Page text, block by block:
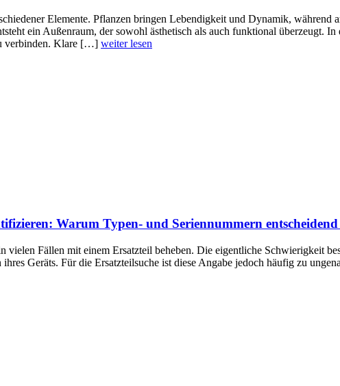
Elemente. Pflanzen bringen Lebendigkeit und Dynamik,
ein Außenraum, der sowohl ästhetisch als auch funktional überzeugt.
verbinden. Klare […] weiter lesen
Warum Typen- und Seriennummern
vielen Fällen mit einem Ersatzteil beheben. Die eigentliche Schwierigkeit
Geräts. Für die Ersatzteilsuche ist diese Angabe jedoch häufig zu